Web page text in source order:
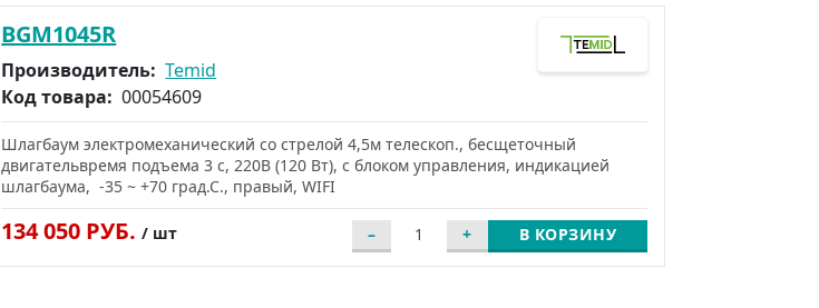
BGM1045R
Производитель: Temid
Код товара: 00054609
Шлагбаум электромеханический со стрелой 4,5м телескоп., бесщеточный
двигательвремя подъема 3 c, 220В (120 Вт), с блоком управления, индикацией
шлагбаума, -35 ~ +70 град.С., правый, WIFI
134 050 РУБ./ шт В КОРЗИНУ